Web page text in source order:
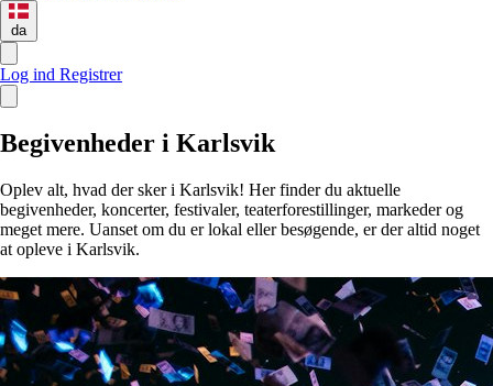
da
Log ind Registrer
Begivenheder i Karlsvik
Oplev alt, hvad der sker i Karlsvik! Her finder du aktuelle
begivenheder, koncerter, festivaler, teaterforestillinger, markeder og
meget mere. Uanset om du er lokal eller besøgende, er der altid noget
at opleve i Karlsvik.